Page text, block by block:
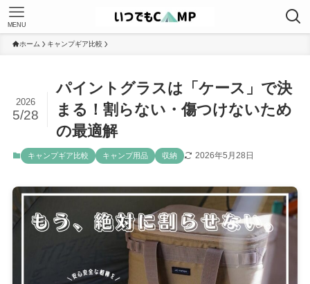
MENU
ホーム キャンプギア比較
パイントグラスは「ケース」で決
まる！割らない・傷つけないため
の最適解
2026
5/28
キャンプギア比較 キャンプ用品 収納 2026年5月28日